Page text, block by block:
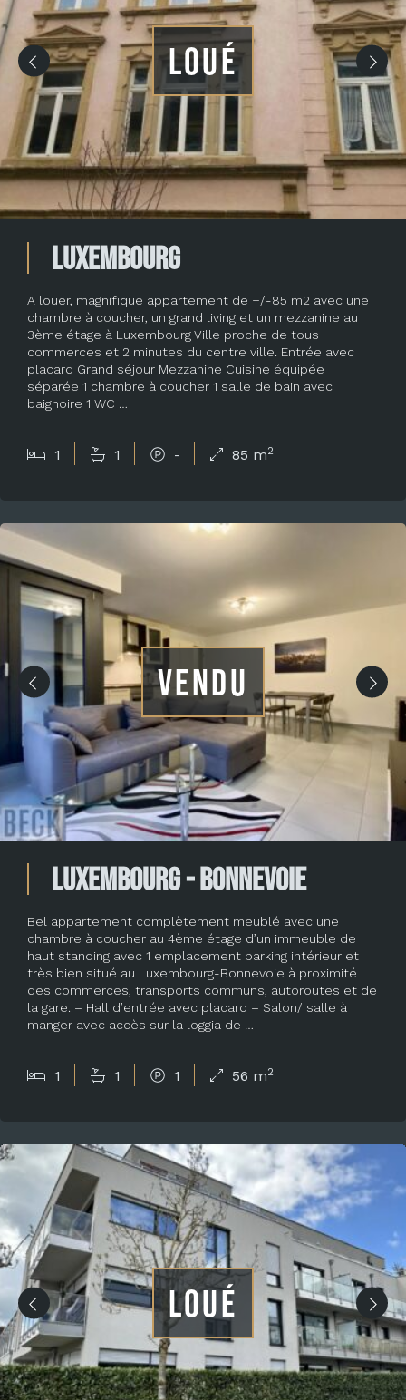
LOUÉ
Luxembourg
A louer, magnifique appartement de +/-85 m2 avec une
chambre à coucher, un grand living et un mezzanine au
3ème étage à Luxembourg Ville proche de tous
commerces et 2 minutes du centre ville. Entrée avec
placard Grand séjour Mezzanine Cuisine équipée
séparée 1 chambre à coucher 1 salle de bain avec
baignoire 1 WC …
1 1 - 85 m2
VENDU
Luxembourg - Bonnevoie
Bel appartement complètement meublé avec une
chambre à coucher au 4ème étage d’un immeuble de
haut standing avec 1 emplacement parking intérieur et
très bien situé au Luxembourg-Bonnevoie à proximité
des commerces, transports communs, autoroutes et de
la gare. – Hall d’entrée avec placard – Salon/ salle à
manger avec accès sur la loggia de …
1 1 1 56 m2
LOUÉ